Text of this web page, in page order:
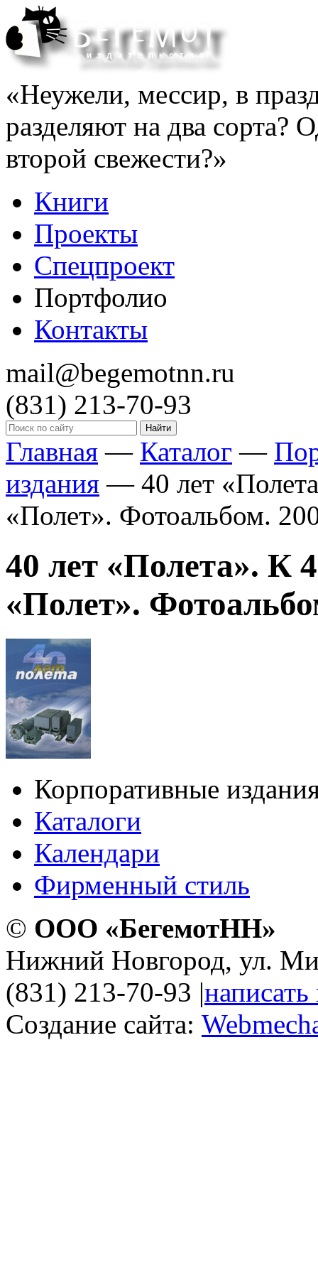
«Неужели, мессир, в
разделяют на два сорта?
второй свежести?»
Книги
Проекты
Спецпроект
Портфолио
Контакты
mail@begemotnn.ru
(831) 213-70-93
Главная — Каталог —
издания — 40 лет
«Полет». Фотоальбом.
40 лет «Полета».
«Полет».
Корпоративные
Каталоги
Календари
Фирменный стиль
© ООО «БегемотНН»
Нижний Новгород, ул.
(831) 213-70-93 |
Создание сайта: